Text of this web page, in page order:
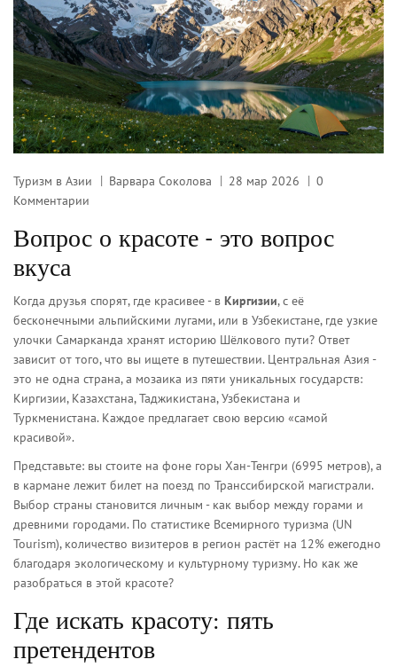
Туризм в Азии Варвара Соколова 28 мар 2026
0
Комментарии
Вопрос о красоте - это вопрос
вкуса
Когда друзья спорят, где красивее - в Киргизии, с её
бесконечными альпийскими лугами, или в Узбекистане, где узкие
улочки Самарканда хранят историю Шёлкового пути? Ответ
зависит от того, что вы ищете в путешествии. Центральная Азия -
это не одна страна, а мозаика из пяти уникальных государств:
Киргизии, Казахстана, Таджикистана, Узбекистана и
Туркменистана. Каждое предлагает свою версию «самой
красивой».
Представьте: вы стоите на фоне горы Хан-Тенгри (6995 метров), а
в кармане лежит билет на поезд по Транссибирской магистрали.
Выбор страны становится личным - как выбор между горами и
древними городами. По статистике Всемирного туризма (UN
Tourism), количество визитеров в регион растёт на 12% ежегодно
благодаря экологическому и культурному туризму. Но как же
разобраться в этой красоте?
Где искать красоту: пять
претендентов